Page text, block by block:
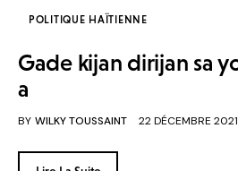
POLITIQUE HAÏTIENNE
Gade kijan dirijan sa
a
BY WILKY TOUSSAINT 22 DÉCEMBRE 2021